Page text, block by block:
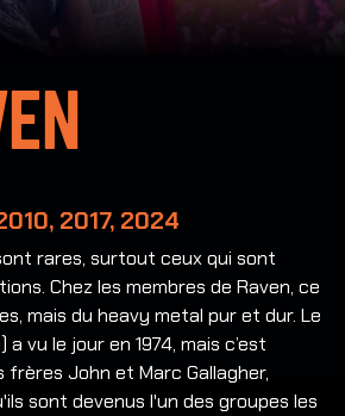
2017, 2024
rares, surtout ceux qui sont
Chez les membres de Raven, ce
mais du heavy metal pur et dur. Le
vu le jour en 1974, mais c’est
frères John et Marc Gallagher,
sont devenus l'un des groupes les